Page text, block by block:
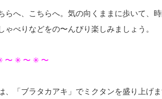
らへ、こちらへ。気の向くままに歩いて、
ゃべりなどをの〜んびり楽しみましょう。
〜 ✳︎ 〜 ✳︎ 〜
、「ブラタカアキ」でミクタンを盛り上げま